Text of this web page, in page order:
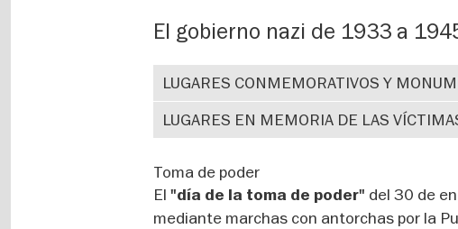
El gobierno nazi de 1933 a
LUGARES CONMEMORATIVOS Y
LUGARES EN MEMORIA DE LAS
Toma de poder
El"día de la toma de poder" del 30 de
mediante marchas con antorchas por la